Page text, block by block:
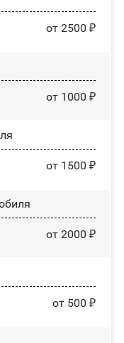
от 2500 ₽
от 1000 ₽
от 1500 ₽
от 2000 ₽
от 500 ₽